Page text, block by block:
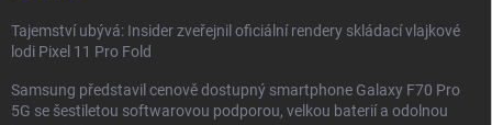
Tajemství ubývá: Insider zveřejnil oficiální rendery skládací vlajkové
lodi Pixel 11 Pro Fold
Samsung představil cenově dostupný smartphone Galaxy F70 Pro
5G se šestiletou softwarovou podporou, velkou baterií a odolnou